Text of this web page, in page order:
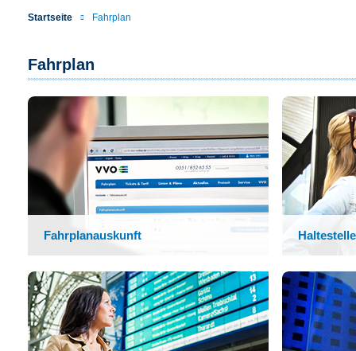
Startseite Fahrplan
Fahrplan
Fahrplanauskunft